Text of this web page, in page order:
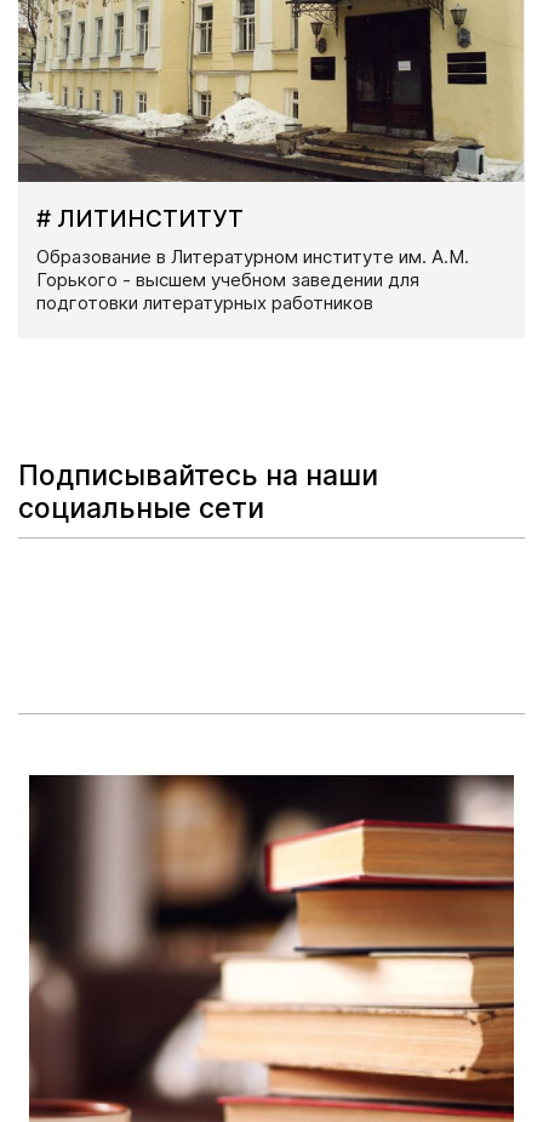
# ЛИТИНСТИТУТ
Образование в Литературном институте им. А.М.
Горького - высшем учебном заведении для
подготовки литературных работников
Подписывайтесь на наши
социальные сети